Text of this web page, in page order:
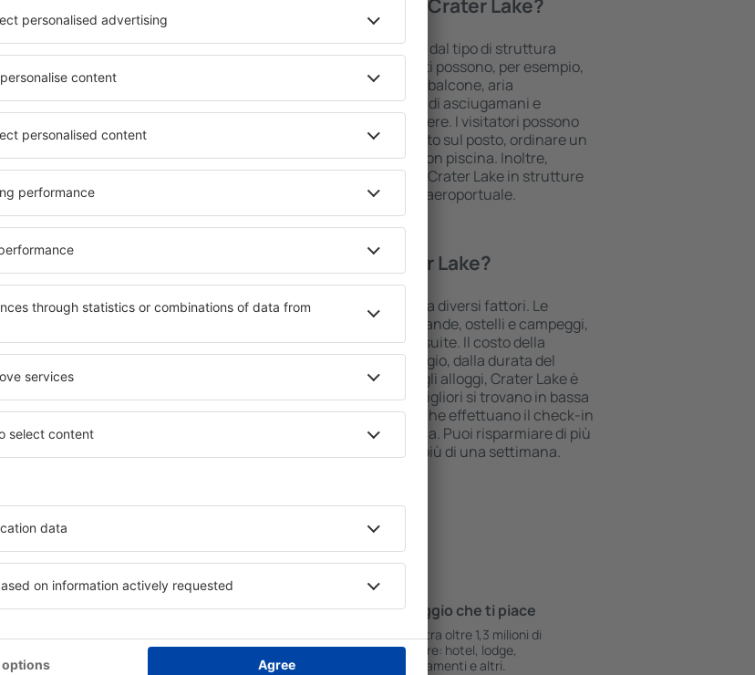
utilizzando un
date di check-
il motore
Filtrando i
valutazioni
più semplice.
in pochi
solo
Quali servizi offrono gli hotel Crater Lake?
I servizi dell'hotel Crater Lake dipendono dal tipo di struttura
prenotata e dal numero di stelle. Gli ospiti possono, per esempio,
usufruire di camere con angolo cottura, balcone, aria
condizionata, bollitore per tè e caffè, set di asciugamani e
accesso a Internet disponibile nelle camere. I visitatori possono
inoltre usufruire di un parcheggio gratuito sul posto, ordinare un
pasto al ristorante o scegliere un hotel con piscina. Inoltre,
possono anche prenotare il loro alloggio Crater Lake in strutture
che offrono un servizio di trasferimento aeroportuale.
possono essere
tramite
Grazie a ciò, una
il tuo alloggio
Il
un sistema di
annullamento del
per l’alloggio
struttura.
Quanto costa l'alloggio Crater Lake?
Il costo dell'alloggio Crater Lake è legato a diversi fattori. Le
strutture più economiche includono locande, ostelli e campeggi,
mentre le più costose sono gli hotel e le suite. Il costo della
prenotazione dipende dalla data del viaggio, dalla durata del
soggiorno e dal numero degli ospiti. Per gli alloggi, Crater Lake è
conveniente tutto l'anno, ma le tariffe migliori si trovano in bassa
stagione. Maggiore è il numero di ospiti che effettuano il check-in
in una stanza, più questa sarà economica. Puoi risparmiare di più
prenotando un alloggio Crater Lake per più di una settimana.
pensieri con
Risparmia di più
Prezzi attraenti e offerte speciali
per gli utenti registrati.
L’alloggio che ti piace
Scegli tra oltre 1,3 milioni di
strutture: hotel, lodge,
appartamenti e altri.